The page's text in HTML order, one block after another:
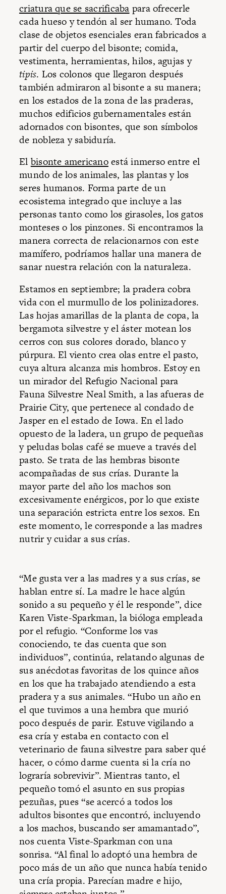
criatura que se sacrificaba para ofrecerle
cada hueso y tendón al ser humano. Toda
clase de objetos esenciales eran fabricados a
partir del cuerpo del bisonte; comida,
vestimenta, herramientas, hilos, agujas y
tipis. Los colonos que llegaron después
también admiraron al bisonte a su manera;
en los estados de la zona de las praderas,
muchos edificios gubernamentales están
adornados con bisontes, que son símbolos
de nobleza y sabiduría.
El bisonte americanoestá inmerso entre el
mundo de los animales, las plantas y los
seres humanos. Forma parte de un
ecosistema integrado que incluye a las
personas tanto como los girasoles, los gatos
monteses o los pinzones. Si encontramos la
manera correcta de relacionarnos con este
mamífero, podríamos hallar una manera de
sanar nuestra relación con la naturaleza.
Estamos en septiembre; la pradera cobra
vida con el murmullo de los polinizadores.
Las hojas amarillas de la planta de copa, la
bergamota silvestre y el áster motean los
cerros con sus colores dorado, blanco y
púrpura. El viento crea olas entre el pasto,
cuya altura alcanza mis hombros. Estoy en
un mirador del Refugio Nacional para
Fauna Silvestre Neal Smith, a las afueras de
Prairie City, que pertenece al condado de
Jasper en el estado de Iowa. En el lado
opuesto de la ladera, un grupo de pequeñas
y peludas bolas café se mueve a través del
pasto. Se trata de las hembras bisonte
acompañadas de sus crías. Durante la
mayor parte del año los machos son
excesivamente enérgicos, por lo que existe
una separación estricta entre los sexos. En
este momento, le corresponde a las madres
nutrir y cuidar a sus crías.
“Me gusta ver a las madres y a sus crías, se
hablan entre sí. La madre le hace algún
sonido a su pequeño y él le responde”, dice
Karen Viste-Sparkman, la bióloga empleada
por el refugio. “Conforme los vas
conociendo, te das cuenta que son
individuos”, continúa, relatando algunas de
sus anécdotas favoritas de los quince años
en los que ha trabajado atendiendo a esta
pradera y a sus animales. “Hubo un año en
el que tuvimos a una hembra que murió
poco después de parir. Estuve vigilando a
esa cría y estaba en contacto con el
veterinario de fauna silvestre para saber qué
hacer, o cómo darme cuenta si la cría no
lograría sobrevivir”. Mientras tanto, el
pequeño tomó el asunto en sus propias
pezuñas, pues “se acercó a todos los
adultos bisontes que encontró, incluyendo
a los machos, buscando ser amamantado”,
nos cuenta Viste-Sparkman con una
sonrisa. “Al final lo adoptó una hembra de
poco más de un año que nunca había tenido
una cría propia. Parecían madre e hijo,